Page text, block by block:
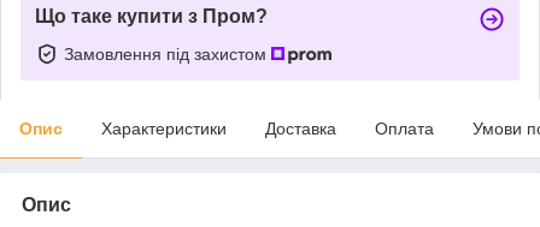
Що таке купити з Пром?
Замовлення під захистом
Опис Характеристики Доставка Оплата Умови
Опис